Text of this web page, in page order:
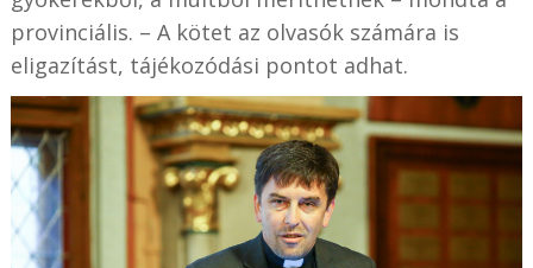
provinciális. – A kötet az olvasók számára is
eligazítást, tájékozódási pontot adhat.